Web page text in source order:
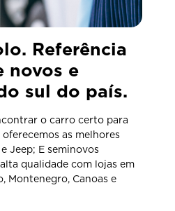
Referência
novos e
sul do país.
o carro certo para
oferecemos as melhores
Jeep; E seminovos
qualidade com lojas em
Montenegro, Canoas e